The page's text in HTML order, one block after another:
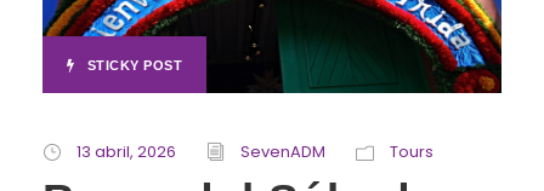
STICKY POST
13 abril, 2026 SevenADM Tours